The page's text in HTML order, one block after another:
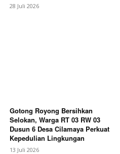
28 Juli 2026
Gotong Royong Bersihkan
Selokan, Warga RT 03 RW 03
Dusun 6 Desa Cilamaya Perkuat
Kepedulian Lingkungan
13 Juli 2026